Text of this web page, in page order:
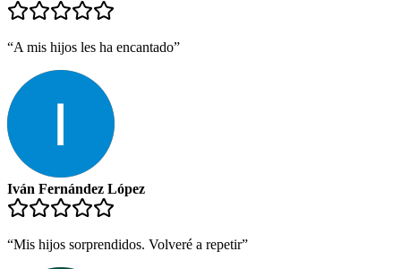
“A mis hijos les ha encantado”
Iván Fernández López
“Mis hijos sorprendidos. Volveré a repetir”